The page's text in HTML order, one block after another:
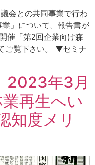
会との共同事業で行わ
」について、報告書が
催「第2回企業向け森
ご覧下さい。 ▼セミナ
2023年3月
再生へい
知度メリ